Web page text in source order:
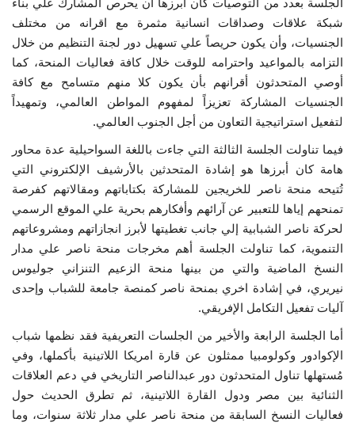
شبكة علاقات وصداقات انسانية مثمرة مع اقرانه من مختلف
الجنسيات، وأن يكون حريصاً علي تسهيل دور لجنة التنظيم من خلال
التزامه بالمواعيد واحترامه للوقت خلال كافة فعاليات المنحة، كما
أوصي المتحدثون أقرانهم بأن يكون كلا منهم متسامح مع كافة
الجنسيات المشاركة تعزيزاً لمفهوم المواطن العالمي، وتمهيداً
لتفعيل استراتيجية التعاون من أجل الجنوب العالمي.
فيما تناولت الجلسة الثالثة التي جاءت باللغة السواحيلية عدة محاور
هامة كان أبرزها هو إشادة المتحدثين بالأرشيف الإلكتروني التي
تُتيحه منحة ناصر للخريجين للمشاركة بكتاباتهم ومقالاتهم كفرصة
تمنحهم إياها للتعبير عن آرائهم وأفكارهم بحرية علي الموقع الرسمي
لحركة ناصر الشبابية إلي جانب تغطيتها لأبرز انجازاتهم ومشروعاتهم
التنموية، كما تناولت الجلسة أهم مخرجات منحة ناصر علي مدار
النسخ الماضية والتي من بينها منحة الزعيم التنزاني جوليوس
نيريري، في إشادة اخري بمنحة ناصر كمنصة جامعة للشباب وإحدى
آليات تفعيل التكامل الإفريقي.
أما الجلسة الرابعة والأخير من الجلسات التعريفية فقد نظمها شباب
الإكوادور وكولومبيا ممثلون عن قارة امريكا اللاتينية بأكملها، وفي
مُستهلها تناول المتحدثون دور عبدالناصر التاريخي في دعم العلاقات
الثنائية بين مصر ودول القارة اللاتينية، ثم تطرق الحديث حول
فعاليات النسخ السابقة من منحة ناصر علي مدار ثلاثة سنوات، وما